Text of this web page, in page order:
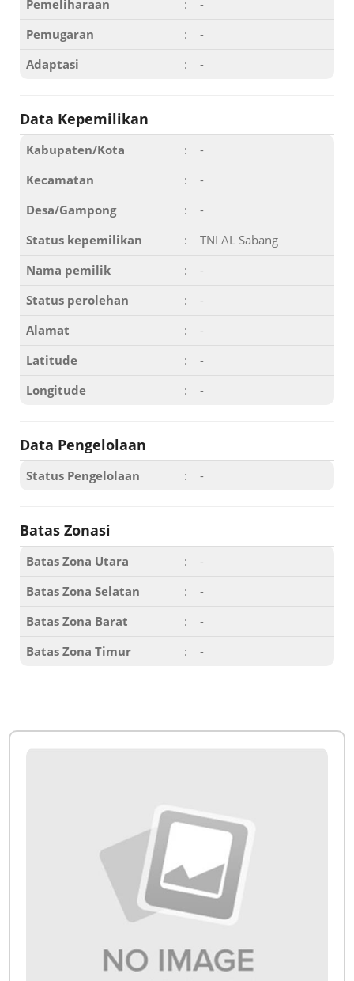
Pemeliharaan :
-
Pemugaran
:
-
Adaptasi
: -
Data Kepemilikan
Kabupaten/Kota :
-
Kecamatan
:
-
Desa/Gampong
:
-
Status kepemilikan
:
TNI AL Sabang
Nama pemilik
:
-
Status perolehan
:
-
Alamat
:
-
Latitude
:
-
Longitude
: -
Data Pengelolaan
Status Pengelolaan : -
Batas Zonasi
Batas Zona Utara :
-
Batas Zona Selatan
:
-
Batas Zona Barat
:
-
Batas Zona Timur
: -